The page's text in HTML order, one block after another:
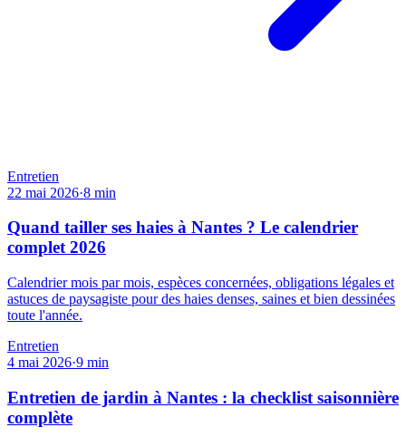
Entretien
22 mai 2026·8 min
Quand tailler ses haies à Nantes ? Le calendrier
complet 2026
Calendrier mois par mois, espèces concernées, obligations légales et
astuces de paysagiste pour des haies denses, saines et bien dessinées
toute l'année.
Entretien
4 mai 2026·9 min
Entretien de jardin à Nantes : la checklist saisonnière
complète